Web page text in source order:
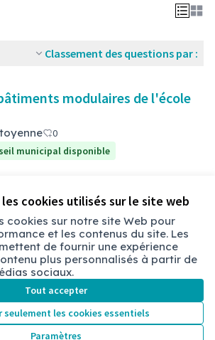
cookies utilisés sur le site web
cookies sur notre site Web pour
et les contenus du site. Les
de fournir une expérience
plus personnalisés à partir de
sociaux.
Tout accepter
seulement les cookies essentiels
Paramètres
Classement des questions par :
modulaires de l'école
0
municipal disponible
Instagram